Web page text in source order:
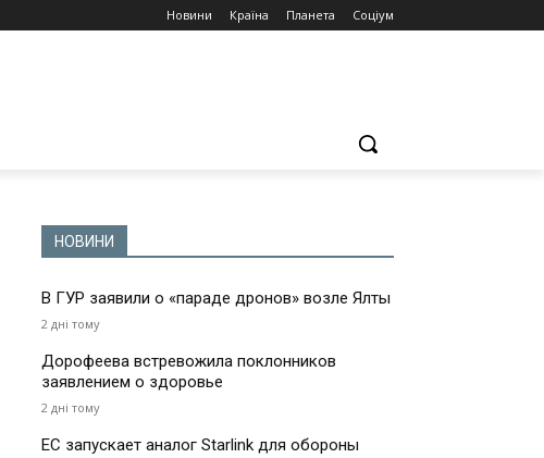
Новини Країна Планета Соціум
НОВИНИ
В ГУР заявили о «параде дронов» возле Ялты
2 дні тому
Дорофеева встревожила поклонников
заявлением о здоровье
2 дні тому
ЕС запускает аналог Starlink для обороны